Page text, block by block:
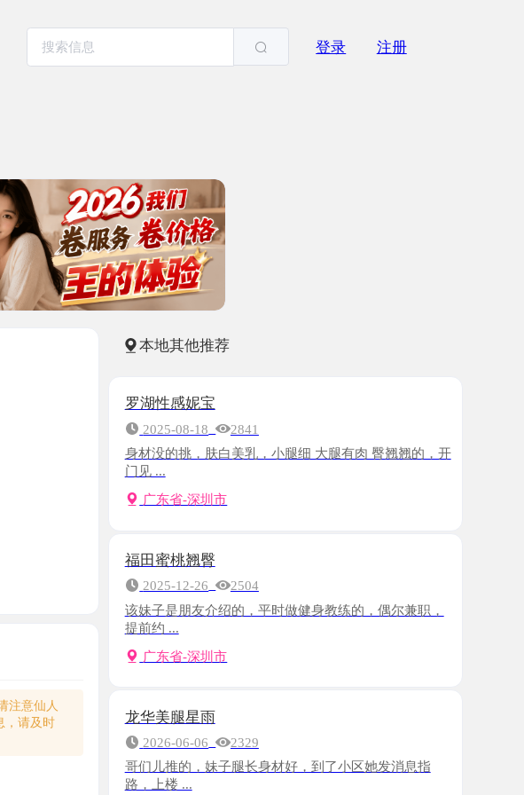
登录 注册
2025-08-18
2841
身材没的挑，肤白美乳，小腿细 大腿有肉 臀翘翘的，开
广东省-深圳市
该妹子是朋友介绍的，平时做健身教练的，偶尔兼职，
广东省-深圳市
龙华美腿星雨
哥们儿推的，妹子腿长身材好，到了小区她发消息指
路，上楼 ...
广东省-深圳市